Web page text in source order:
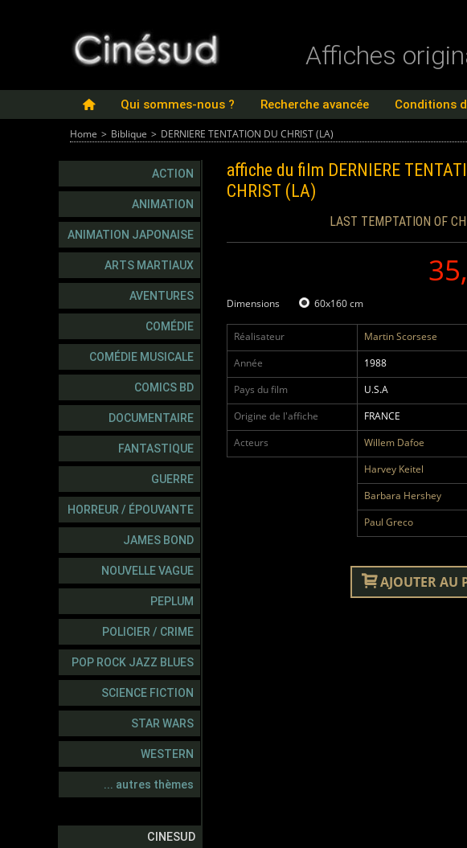
Affiches
Qui sommes-nous ? Recherche avancée Conditions
Home > Biblique > DERNIERE TENTATION DU CHRIST (LA)
ACTION
ANIMATION
ANIMATION JAPONAISE
ARTS MARTIAUX
AVENTURES
COMÉDIE
COMÉDIE MUSICALE
COMICS BD
DOCUMENTAIRE
FANTASTIQUE
GUERRE
HORREUR / ÉPOUVANTE
JAMES BOND
NOUVELLE VAGUE
PEPLUM
POLICIER / CRIME
POP ROCK JAZZ BLUES
SCIENCE FICTION
STAR WARS
WESTERN
... autres thèmes
CINESUD
affiche du film DERNIERE
CHRIST (LA)
LAST TEMPTATION OF
Dimensions 60x160 cm
Réalisateur
Martin Scorsese
Année
1988
Pays du film
U.S.A
Origine de l'affiche
FRANCE
Acteurs
Willem Dafoe
Harvey Keitel
Barbara Hershey
Paul Greco
AJOUTER AU